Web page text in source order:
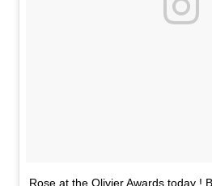
Rose at the Olivier Awards today !